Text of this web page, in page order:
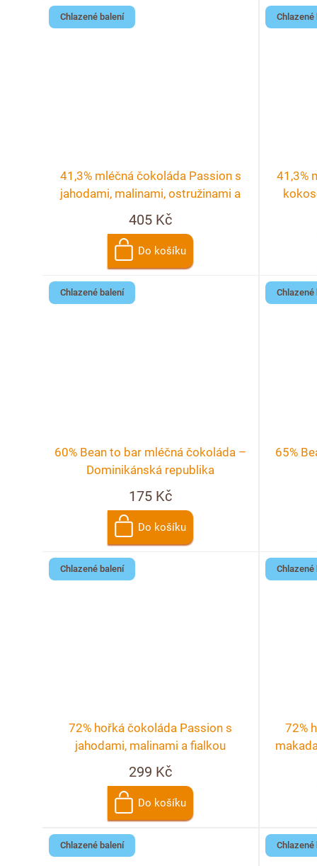
tu Chlazené balení
41,3% mléčná čokoláda Passion s
jahodami, malinami, ostružinami a
rybízem
405 Kč
Do košíku
Chlazené
41,3%
Chlazené balení
60% Bean to bar mléčná čokoláda –
Dominikánská republika
175 Kč
Do košíku
Chlazené
65%
Chlazené balení
72% hořká čokoláda Passion s
jahodami, malinami a fialkou
299 Kč
Do košíku
Chlazené
72%
Chlazené balení Chlazené